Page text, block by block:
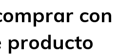
con
producto